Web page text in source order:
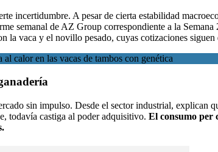
incertidumbre. A pesar de cierta estabilidad
semanal de AZ Group correspondiente a la
la vaca y el novillo pesado, cuyas cotizaciones siguen
calor en las vacas de tambos con genética
sin impulso. Desde el sector industrial, explican
todavía castiga al poder adquisitivo. El consumo per